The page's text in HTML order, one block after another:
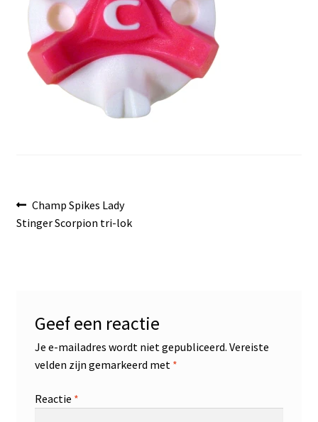
Bericht
navigatie
Vorig
bericht:
Champ Spikes Lady
Stinger Scorpion tri-lok
Geef een reactie
Je e-mailadres wordt niet gepubliceerd. Vereiste
velden zijn gemarkeerd met *
Reactie *